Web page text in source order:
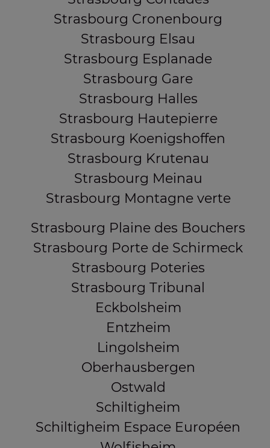
Strasbourg Cronenbourg
Strasbourg Elsau
Strasbourg Esplanade
Strasbourg Gare
Strasbourg Halles
Strasbourg Hautepierre
Strasbourg Koenigshoffen
Strasbourg Krutenau
Strasbourg Meinau
Strasbourg Montagne verte
Strasbourg Plaine des Bouchers
Strasbourg Porte de Schirmeck
Strasbourg Poteries
Strasbourg Tribunal
Eckbolsheim
Entzheim
Lingolsheim
Oberhausbergen
Ostwald
Schiltigheim
Schiltigheim Espace Européen